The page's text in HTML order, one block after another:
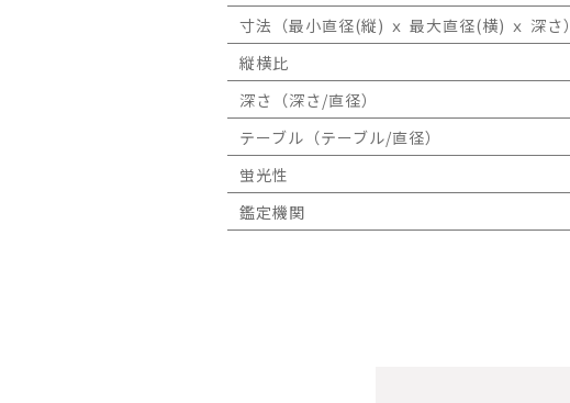
寸法（最小直径(縦) ｘ 最大直径(横) ｘ 深さ）
縦横比
深さ（深さ/直径）
テーブル（テーブル/直径）
蛍光性
鑑定機関